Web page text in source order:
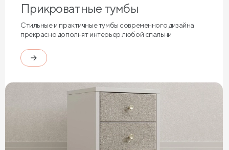
Прикроватные тумбы
Стильные и практичные тумбы современного дизайна
прекрасно дополнят интерьер любой спальни